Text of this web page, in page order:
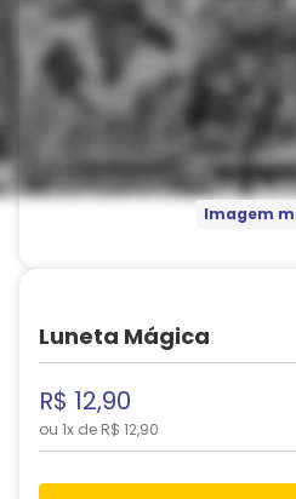
Imagem
Luneta Mágica
R$ 12,90
ou 1x de R$ 12,90